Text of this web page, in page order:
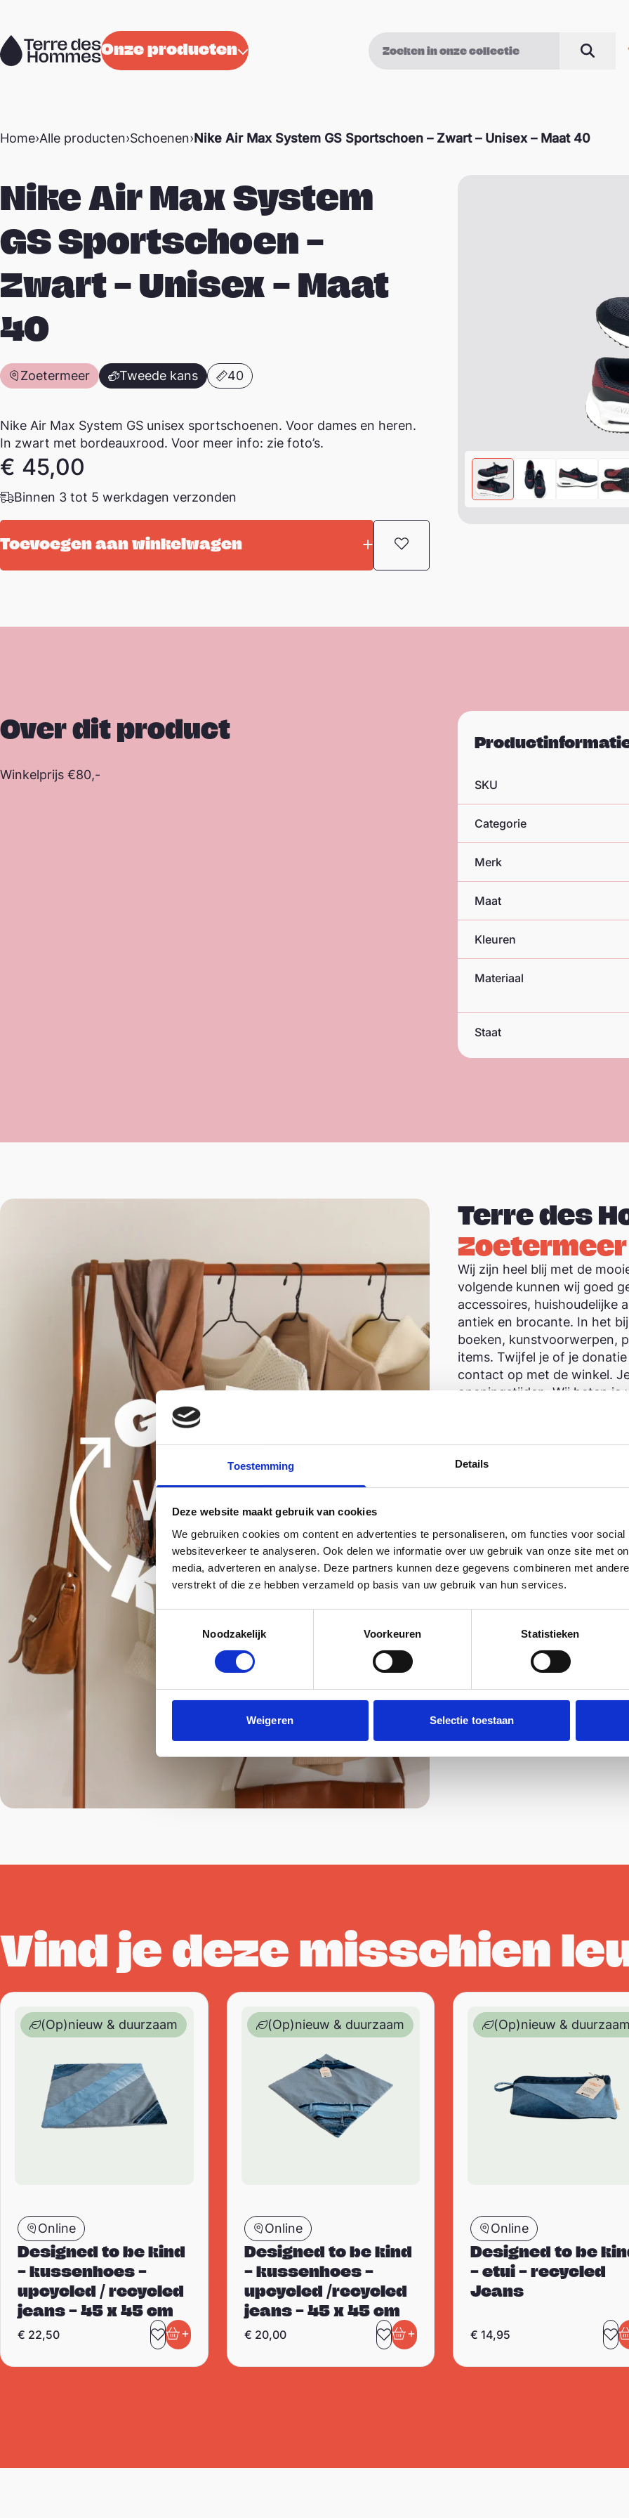
Toestemming Details
Deze website maakt gebruik van cookies
We gebruiken cookies om content en advertenties te personaliseren, om functies voor social
websiteverkeer te analyseren. Ook delen we informatie over uw gebruik van onze site met
media, adverteren en analyse. Deze partners kunnen deze gegevens combineren met
verstrekt of die ze hebben verzameld op basis van uw gebruik van hun services.
Noodzakelijk
Voorkeuren Statistieken
Weigeren Selectie toestaan
Onze producten
Zoeken
Home›Alle producten›Schoenen›Nike Air Max System GS Sportschoen – Zwart – Unisex – Maat 40
Nike Air Max System
GS Sportschoen –
Zwart – Unisex – Maat
40
Zoetermeer Tweede kans 40
Nike Air Max System GS unisex sportschoenen. Voor dames en heren.
In zwart met bordeauxrood. Voor meer info: zie foto’s.
€ 45,00
Binnen 3 tot 5 werkdagen verzonden
Toevoegen aan favorieten
Toevoegen aan winkelwagen
Over dit product
Winkelprijs €80,-
SKU
Categorie
Merk
Maat
Kleuren
Materiaal
Staat
Terre des
Zoetermeer
Wij zijn heel blij met de
volgende kunnen wij goed
accessoires, huishoudelijke
antiek en brocante. In het
boeken, kunstvoorwerpen,
items. Twijfel je of je
contact op met de winkel.
openingstijden. Wij heten je
2717 HN Zoetermeer
(079) 321 4374
Vind je deze misschien
Designed to be kind – kussenhoes – upcycled / recycled jeans – 45 x 45 cm
Online
Designed to be kind
– kussenhoes –
upcycled / recycled
jeans – 45 x 45 cm
€ 22,50
Toevoegen aan favorieten
+
In winkelwagen
(Op)nieuw & duurzaam
Designed to be kind – kussenhoes – upcycled /recycled jeans – 45 x
Online
Designed to be kind
– kussenhoes –
upcycled /recycled
jeans – 45 x 45 cm
€ 20,00
Toevoegen aan favorieten
+
In winkelwagen
(Op)nieuw & duurzaam
Designed to be kind – etui –
Online
Designed to be
– etui – recycled
Jeans
€ 14,95
(Op)nieuw & duurzaam